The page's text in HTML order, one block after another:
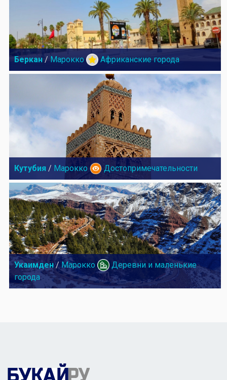
Беркан / Марокко Африканские города
Кутубия / Марокко Достопримечательности
Укаимден/ Марокко
Деревни и маленькие
города